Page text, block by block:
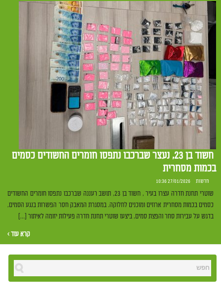
חשוד בן 23, נעצר שברכבו נתפסו חומרים החשודים כסמים
בכמות מסחרית
חדשות 27/01/2026 10:36
שוטרי תחנת חדרה עצרו בעיר , חשוד בן 23, תושב רעננה שברכבו נתפסו חומרים החשודים
כסמים בכמות מסחרית ארוזים ומוכנים לחלוקה. במסגרת המאבק חסר הפשרות בנגע הסמים,
בדגש על עבירות סחר והפצת סמים, ביצעו שוטרי תחנת חדרה פעילות יזומה לאיתור […]
קרא עוד ›